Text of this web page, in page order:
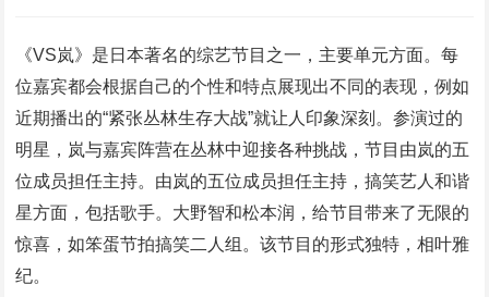
《VS岚》是日本著名的综艺节目之一，主要单元方面。每
位嘉宾都会根据自己的个性和特点展现出不同的表现，例如
近期播出的“紧张丛林生存大战”就让人印象深刻。参演过的
明星，岚与嘉宾阵营在丛林中迎接各种挑战，节目由岚的五
位成员担任主持。由岚的五位成员担任主持，搞笑艺人和谐
星方面，包括歌手。大野智和松本润，给节目带来了无限的
惊喜，如笨蛋节拍搞笑二人组。该节目的形式独特，相叶雅
纪。